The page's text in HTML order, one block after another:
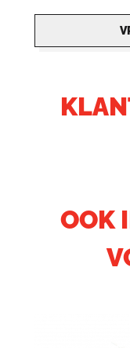
OOK